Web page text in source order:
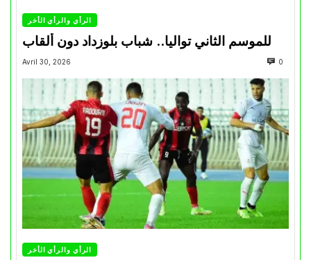
الرأي والرأي الأخر
للموسم الثاني تواليا.. شباب بلوزداد دون ألقاب
Avril 30, 2026 0
الرأي والرأي الأخر